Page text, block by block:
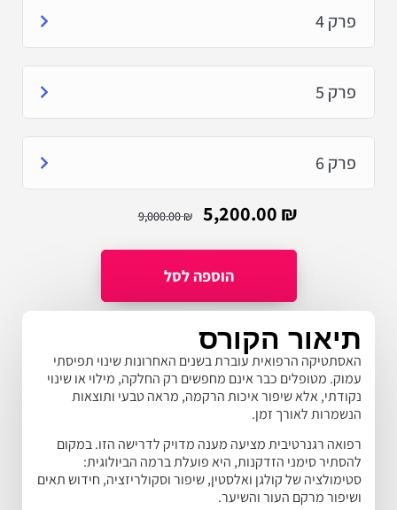
פרק 4
פרק 5
פרק 6
5,200.00 ₪
9,000.00₪
תיאור הקורס
האסתטיקה הרפואית עוברת בשנים האחרונות שינוי תפיסתי
עמוק. מטופלים כבר אינם מחפשים רק החלקה, מילוי או שינוי
נקודתי, אלא שיפור איכות הרקמה, מראה טבעי ותוצאות
הנשמרות לאורך זמן.
רפואה רגנרטיבית מציעה מענה מדויק לדרישה הזו. במקום
להסתיר סימני הזדקנות, היא פועלת ברמה הביולוגית:
סטימולציה של קולגן ואלסטין, שיפור וסקולריזציה, חידוש תאים
ושיפור מרקם העור והשיער.